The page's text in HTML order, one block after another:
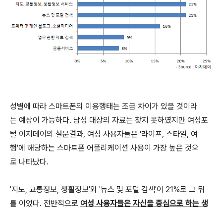
성별에 따라 스마트폰의 이용행태는 조금 차이가 있을 것이라
는 예상이 가능하다. 남성 대상의 자료는 찾지 못하였지만 여성포
털 이지데이의 설문결과, 여성 사용자들은 '라이프, 스타일, 여
행'에 해당하는 스마트폰 어플리케이션 사용이 가장 높은 것으
로 나타났다.
'지도, 교통정보, 생활정보'와 '뉴스 및 포털 검색'이 21%로 그 뒤
를 이었다. 전반적으로 여성 사용자들은 자신을 중심으로 하는 생